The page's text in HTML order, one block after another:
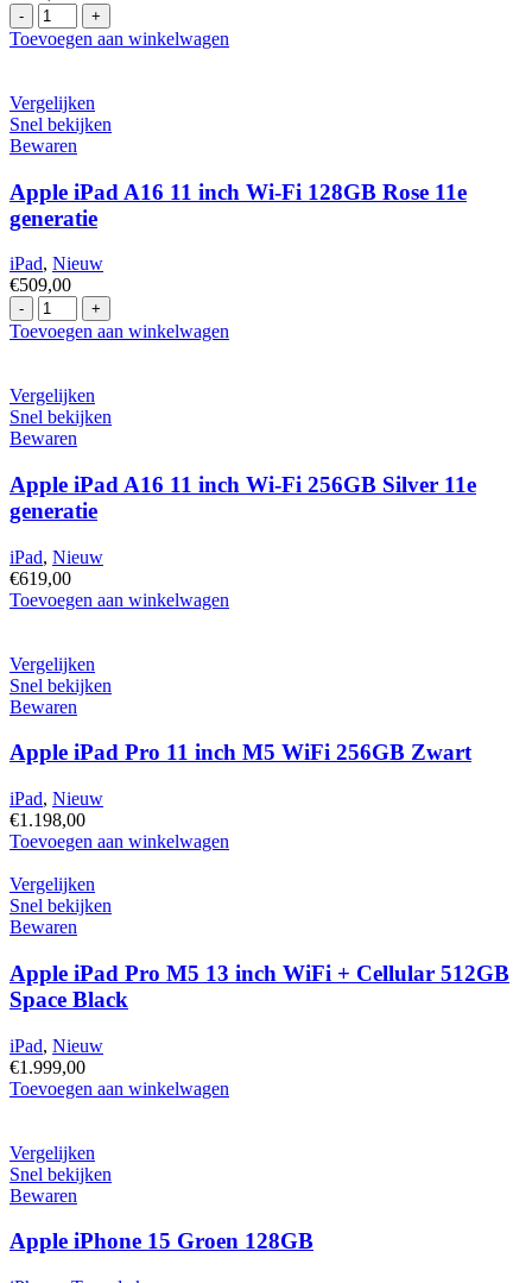
Apple
iPad
A16
inch
Wi-
Fi
Blue
11e
generatie
Toevoegen aan winkelwagen
Vergelijken
Snel bekijken
Bewaren
Apple iPad A16 11 inch Wi-Fi 128GB Rose 11e
generatie
iPad, Nieuw
€509,00
Apple
iPad
A16
inch
Wi-
Fi
Rose
11e
generatie
Toevoegen aan winkelwagen
Vergelijken
Snel bekijken
Bewaren
Apple iPad A16 11 inch Wi-Fi 256GB Silver 11e
generatie
iPad, Nieuw
€619,00
Apple
11
inch
Wi-
256GB
Silver
11e
generatie
hoeveelheid
Toevoegen aan winkelwagen
Vergelijken
Snel bekijken
Bewaren
Apple iPad Pro 11 inch M5 WiFi 256GB Zwart
iPad, Nieuw
€1.198,00
Apple
Pro
11
inch
WiFi
256GB
Zwart
Toevoegen aan winkelwagen
Vergelijken
Snel bekijken
Bewaren
Apple iPad Pro M5 13 inch WiFi + Cellular 512GB
Space Black
iPad, Nieuw
€1.999,00
Apple
M5
13
inch
+
Cellular
Toevoegen aan winkelwagen
Vergelijken
Snel bekijken
Bewaren
Apple iPhone 15 Groen 128GB